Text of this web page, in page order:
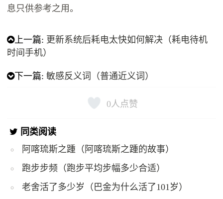
息只供参考之用。
上一篇: 更新系统后耗电太快如何解决（耗电待机
时间手机）
下一篇:敏感反义词（普通近义词）
0人点赞
同类阅读
阿喀琉斯之踵（阿喀琉斯之踵的故事）
跑步步频（跑步平均步幅多少合适）
老舍活了多少岁（巴金为什么活了101岁）